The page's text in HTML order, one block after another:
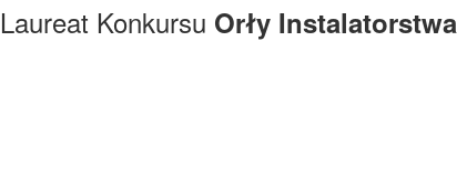
Laureat Konkursu Orły Instalatorstwa